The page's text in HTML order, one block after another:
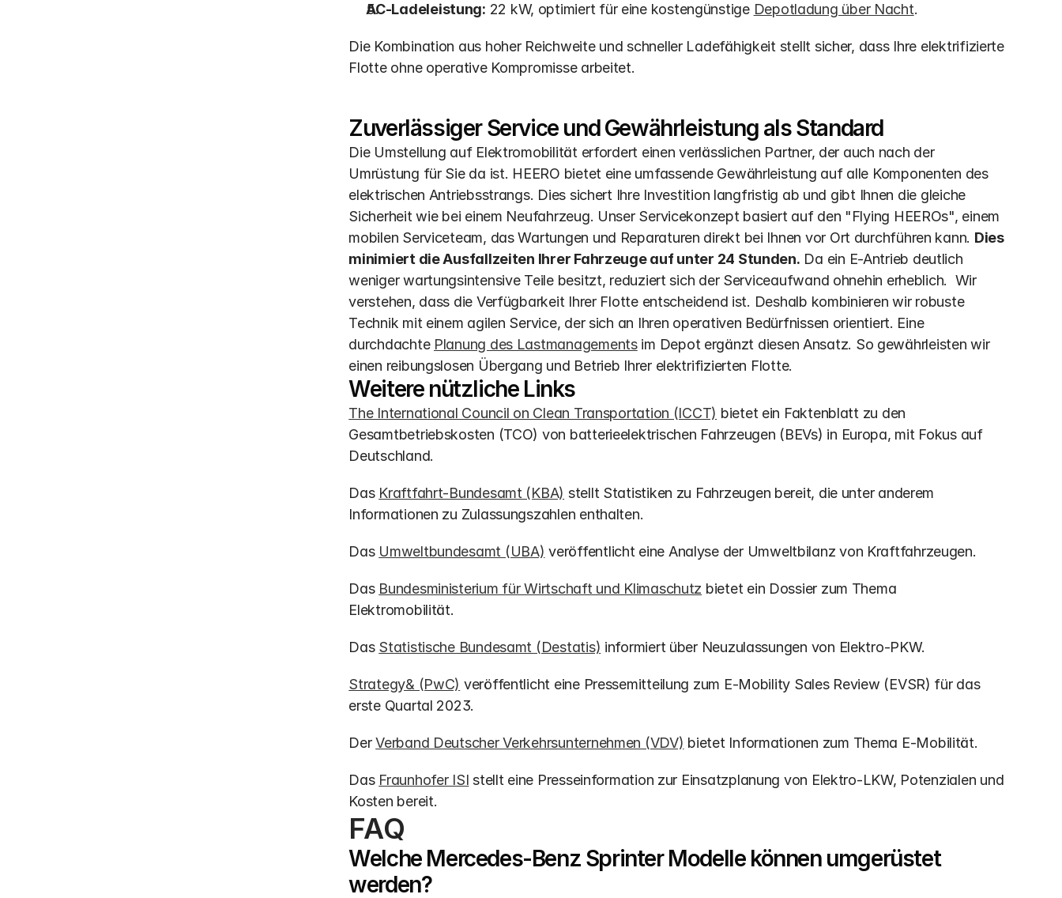
AC-Ladeleistung: 22 kW, optimiert für eine kostengünstige Depotladung über Nacht.
Die Kombination aus hoher Reichweite und schneller Ladefähigkeit stellt sicher, dass Ihre elektrifizierte
Flotte ohne operative Kompromisse arbeitet.
Zuverlässiger Service und Gewährleistung als Standard
Die Umstellung auf Elektromobilität erfordert einen verlässlichen Partner, der auch nach der
Umrüstung für Sie da ist. HEERO bietet eine umfassende Gewährleistung auf alle Komponenten des
elektrischen Antriebsstrangs. Dies sichert Ihre Investition langfristig ab und gibt Ihnen die gleiche
Sicherheit wie bei einem Neufahrzeug. Unser Servicekonzept basiert auf den "Flying HEEROs", einem
mobilen Serviceteam, das Wartungen und Reparaturen direkt bei Ihnen vor Ort durchführen kann. Dies
minimiert die Ausfallzeiten Ihrer Fahrzeuge auf unter 24 Stunden. Da ein E-Antrieb deutlich
weniger wartungsintensive Teile besitzt, reduziert sich der Serviceaufwand ohnehin erheblich.  Wir
verstehen, dass die Verfügbarkeit Ihrer Flotte entscheidend ist. Deshalb kombinieren wir robuste
Technik mit einem agilen Service, der sich an Ihren operativen Bedürfnissen orientiert. Eine
durchdachte Planung des Lastmanagements im Depot ergänzt diesen Ansatz. So gewährleisten wir
einen reibungslosen Übergang und Betrieb Ihrer elektrifizierten Flotte.
Weitere nützliche Links
The International Council on Clean Transportation (ICCT) bietet ein Faktenblatt zu den
Gesamtbetriebskosten (TCO) von batterieelektrischen Fahrzeugen (BEVs) in Europa, mit Fokus auf
Deutschland.
Das Kraftfahrt-Bundesamt (KBA) stellt Statistiken zu Fahrzeugen bereit, die unter anderem
Informationen zu Zulassungszahlen enthalten.
Das Umweltbundesamt (UBA) veröffentlicht eine Analyse der Umweltbilanz von Kraftfahrzeugen.
Das Bundesministerium für Wirtschaft und Klimaschutz bietet ein Dossier zum Thema
Elektromobilität.
Das Statistische Bundesamt (Destatis) informiert über Neuzulassungen von Elektro-PKW.
Strategy& (PwC) veröffentlicht eine Pressemitteilung zum E-Mobility Sales Review (EVSR) für das
erste Quartal 2023.
Der Verband Deutscher Verkehrsunternehmen (VDV) bietet Informationen zum Thema E-Mobilität.
Das Fraunhofer ISI stellt eine Presseinformation zur Einsatzplanung von Elektro-LKW, Potenzialen und
Kosten bereit.
FAQ
Welche Mercedes-Benz Sprinter Modelle können umgerüstet
werden?